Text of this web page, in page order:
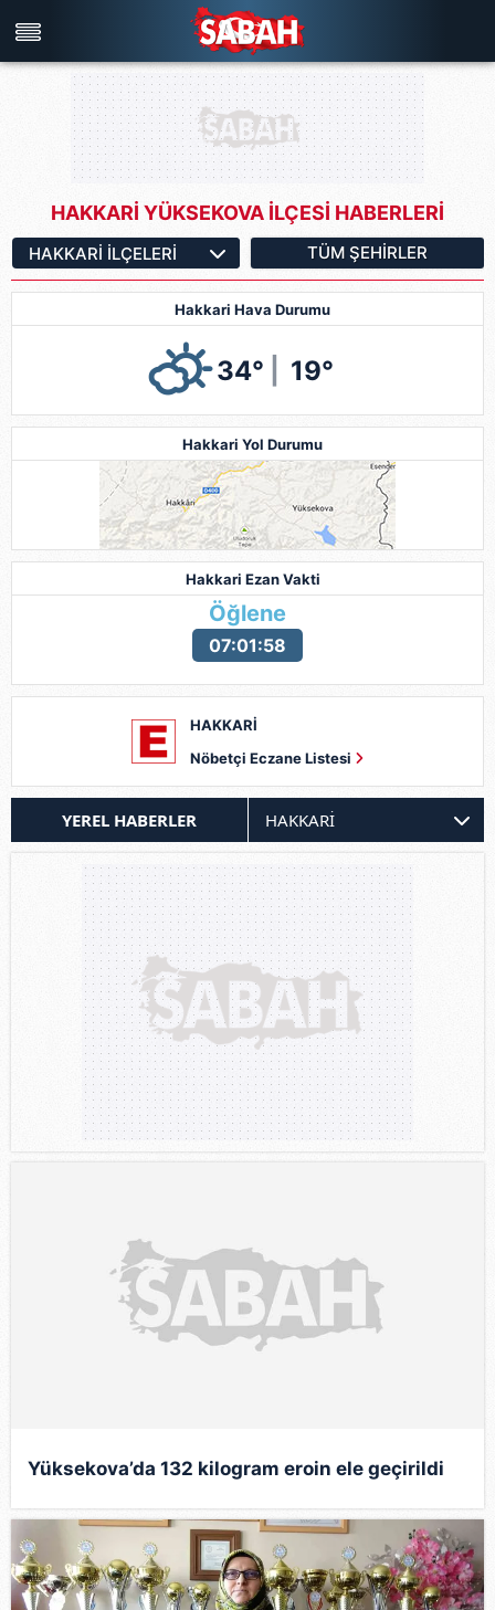
Türkiye'nin en iyi haber sitesi
HAKKARİ YÜKSEKOVA İLÇESİ HABERLERİ
TÜM ŞEHIRLER
Hakkari Hava Durumu
34° 19°
Hakkari Yol Durumu
Hakkari Ezan Vakti
Öğlene
07:01:56
HAKKARİ
Nöbetçi Eczane Listesi
YEREL HABERLER
Yüksekova’da 132 kilogram eroin ele geçirildi